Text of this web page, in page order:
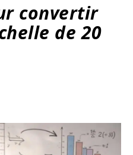
convertir
de 20